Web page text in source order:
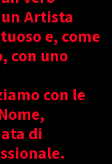
Artista
e, come
con uno
con le
di